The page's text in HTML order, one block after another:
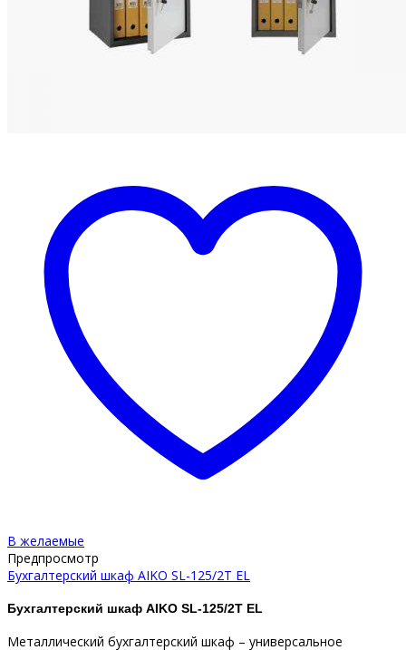
В желаемые
Предпросмотр
Бухгалтерский шкаф AIKO SL-125/2Т EL
Бухгалтерский шкаф AIKO SL-125/2Т EL
Металлический бухгалтерский шкаф – универсальное